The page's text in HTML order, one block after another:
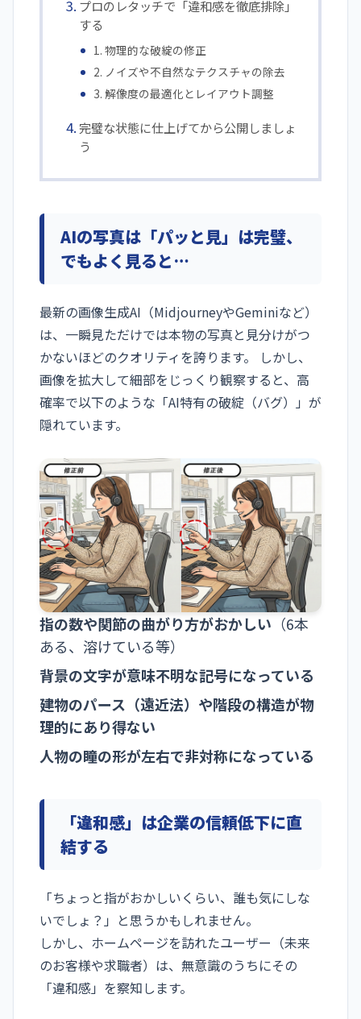
プロのレタッチで「違和感を徹底排除」
する
1. 物理的な破綻の修正
2. ノイズや不自然なテクスチャの除去
3. 解像度の最適化とレイアウト調整
完璧な状態に仕上げてから公開しましょ
う
AIの写真は「パッと見」は完璧、
でもよく見ると…
最新の画像生成AI（MidjourneyやGeminiなど）
は、一瞬見ただけでは本物の写真と見分けがつ
かないほどのクオリティを誇ります。 しかし、
画像を拡大して細部をじっくり観察すると、高
確率で以下のような「AI特有の破綻（バグ）」が
隠れています。
指の数や関節の曲がり方がおかしい （6本
ある、溶けている等）
背景の文字が意味不明な記号になっている
建物のパース（遠近法）や階段の構造が物
理的にあり得ない
人物の瞳の形が左右で非対称になっている
「違和感」は企業の信頼低下に直
結する
「ちょっと指がおかしいくらい、誰も気にしな
いでしょ？」と思うかもしれません。
しかし、ホームページを訪れたユーザー（未来
のお客様や求職者）は、無意識のうちにその
「違和感」を察知します。